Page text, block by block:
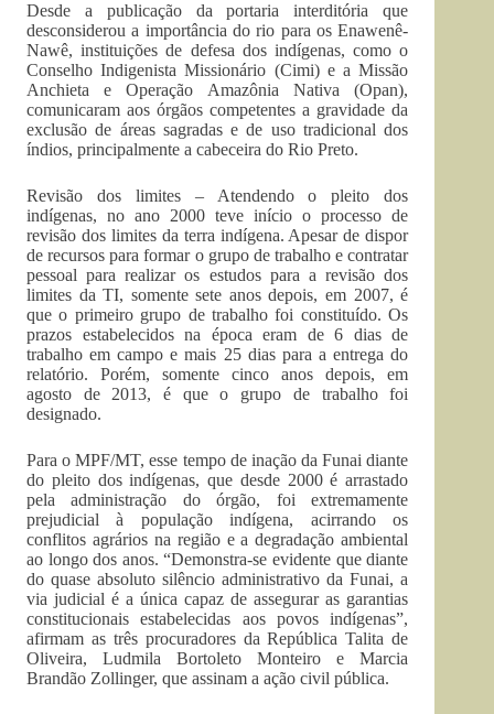
Desde a publicação da portaria interditória que
desconsiderou a importância do rio para os Enawenê-
Nawê, instituições de defesa dos indígenas, como o
Conselho Indigenista Missionário (Cimi) e a Missão
Anchieta e Operação Amazônia Nativa (Opan),
comunicaram aos órgãos competentes a gravidade da
exclusão de áreas sagradas e de uso tradicional dos
índios, principalmente a cabeceira do Rio Preto.
Revisão dos limites – Atendendo o pleito dos
indígenas, no ano 2000 teve início o processo de
revisão dos limites da terra indígena. Apesar de dispor
de recursos para formar o grupo de trabalho e contratar
pessoal para realizar os estudos para a revisão dos
limites da TI, somente sete anos depois, em 2007, é
que o primeiro grupo de trabalho foi constituído. Os
prazos estabelecidos na época eram de 6 dias de
trabalho em campo e mais 25 dias para a entrega do
relatório. Porém, somente cinco anos depois, em
agosto de 2013, é que o grupo de trabalho foi
designado.
Para o MPF/MT, esse tempo de inação da Funai diante
do pleito dos indígenas, que desde 2000 é arrastado
pela administração do órgão, foi extremamente
prejudicial à população indígena, acirrando os
conflitos agrários na região e a degradação ambiental
ao longo dos anos. “Demonstra-se evidente que diante
do quase absoluto silêncio administrativo da Funai, a
via judicial é a única capaz de assegurar as garantias
constitucionais estabelecidas aos povos indígenas”,
afirmam as três procuradores da República Talita de
Oliveira, Ludmila Bortoleto Monteiro e Marcia
Brandão Zollinger, que assinam a ação civil pública.